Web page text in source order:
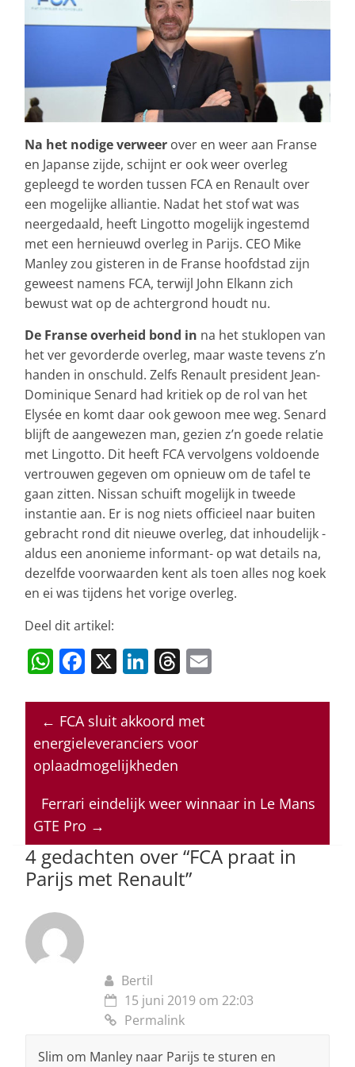
Na het nodige verweer over en weer aan Franse
en Japanse zijde, schijnt er ook weer overleg
gepleegd te worden tussen FCA en Renault over
een mogelijke alliantie. Nadat het stof wat was
neergedaald, heeft Lingotto mogelijk ingestemd
met een hernieuwd overleg in Parijs. CEO Mike
Manley zou gisteren in de Franse hoofdstad zijn
geweest namens FCA, terwijl John Elkann zich
bewust wat op de achtergrond houdt nu.
De Franse overheid bond in na het stuklopen van
het ver gevorderde overleg, maar waste tevens z’n
handen in onschuld. Zelfs Renault president Jean-
Dominique Senard had kritiek op de rol van het
Elysée en komt daar ook gewoon mee weg. Senard
blijft de aangewezen man, gezien z’n goede relatie
met Lingotto. Dit heeft FCA vervolgens voldoende
vertrouwen gegeven om opnieuw om de tafel te
gaan zitten. Nissan schuift mogelijk in tweede
instantie aan. Er is nog niets officieel naar buiten
gebracht rond dit nieuwe overleg, dat inhoudelijk -
aldus een anonieme informant- op wat details na,
dezelfde voorwaarden kent als toen alles nog koek
en ei was tijdens het vorige overleg.
Deel dit artikel:
W
at
s
A
p
F
c
e
b
o
k
X Li
k
e
dI
T
re
a
ai
← FCA sluit akkoord met
energieleveranciers voor
oplaadmogelijkheden
Ferrari eindelijk weer winnaar in Le Mans
GTE Pro →
4 gedachten over “FCA praat in
Parijs met Renault”
Bertil
15 juni 2019 om 22:03
Permalink
Slim om Manley naar Parijs te sturen en